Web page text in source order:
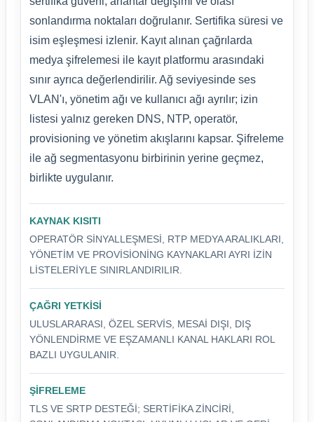
sonlandırma noktaları doğrulanır. Sertifika süresi ve
isim eşleşmesi izlenir. Kayıt alınan çağrılarda
medya şifrelemesi ile kayıt platformu arasındaki
sınır ayrıca değerlendirilir. Ağ seviyesinde ses
VLAN'ı, yönetim ağı ve kullanıcı ağı ayrılır; izin
listesi yalnız gereken DNS, NTP, operatör,
provisioning ve yönetim akışlarını kapsar. Şifreleme
ile ağ segmentasyonu birbirinin yerine geçmez,
birlikte uygulanır.
KAYNAK KISITI
OPERATÖR SINYALLEŞMESI, RTP MEDYA ARALIKLARI,
YÖNETIM VE PROVISIONING KAYNAKLARI AYRI IZIN
LISTELERIYLE SINIRLANDIRILIR.
ÇAĞRI YETKISI
ULUSLARARASI, ÖZEL SERVIS, MESAI DIŞI, DIŞ
YÖNLENDIRME VE EŞZAMANLI KANAL HAKLARI ROL
BAZLI UYGULANIR.
ŞIFRELEME
TLS VE SRTP DESTEĞI; SERTIFIKA ZINCIRI,